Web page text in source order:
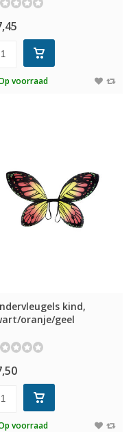
voorraad
kind,
oranje/geel
voorraad